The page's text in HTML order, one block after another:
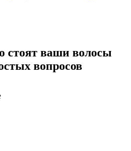
стоят ваши волосы
вопросов